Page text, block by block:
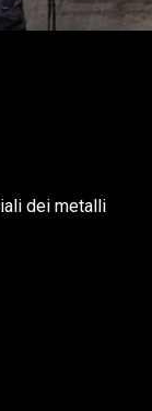
dei metalli